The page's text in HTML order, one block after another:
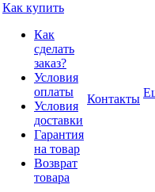
Как купить
Как
сделать
заказ?
Условия
оплаты
Условия
доставки
Гарантия
на товар
Возврат
товара
Контакты